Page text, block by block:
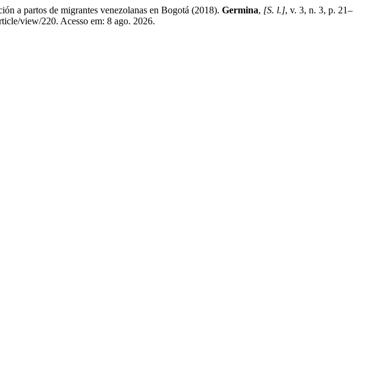
a partos de migrantes venezolanas en Bogotá (2018). Germina, [S. l.], v. 3, n. 3, p. 21–
view/220. Acesso em: 8 ago. 2026.